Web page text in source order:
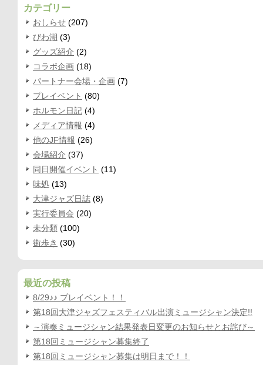
カテゴリー
おしらせ (207)
びわ湖 (3)
グッズ紹介 (2)
コラボ企画 (18)
パートナー会場・企画 (7)
プレイベント (80)
ホルモン日記 (4)
メディア情報 (4)
他のJF情報 (26)
会場紹介 (37)
同日開催イベント (11)
味処 (13)
大津ジャズ日誌 (8)
実行委員会 (20)
未分類 (100)
街歩き (30)
最近の投稿
8/29♪♪ プレイベント！！
第18回大津ジャズフェスティバル出演ミュージシャン決定!!
～演奏ミュージシャン結果発表日変更のお知らせとお詫び～
第18回ミュージシャン募集終了
第18回ミュージシャン募集は明日まで！！